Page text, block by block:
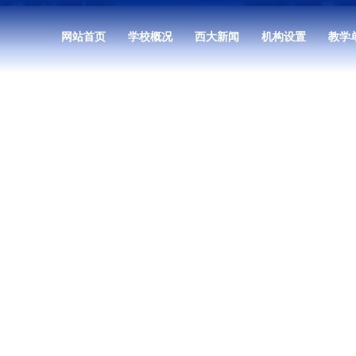
网站首页 学校概况 西大新闻 机构设置 教学